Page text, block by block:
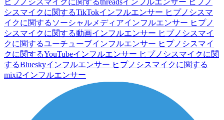
ヒプノシスマイクに関するthreadsインフルエンサー ヒプノ
シスマイクに関するTikTokインフルエンサー ヒプノシスマ
イクに関するソーシャルメディアインフルエンサー ヒプノ
シスマイクに関する動画インフルエンサー ヒプノシスマイ
クに関するユーチューブインフルエンサー ヒプノシスマイ
クに関するYouTubeインフルエンサー ヒプノシスマイクに関
するBlueskyインフルエンサー ヒプノシスマイクに関する
mixi2インフルエンサー